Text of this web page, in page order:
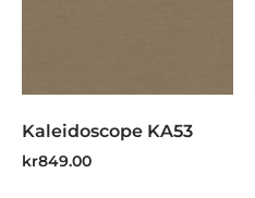
Kaleidoscope KA53
kr849.00